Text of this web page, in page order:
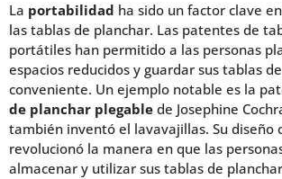
La portabilidad ha sido un factor clave
las tablas de planchar. Las patentes de
portátiles han permitido a las personas
espacios reducidos y guardar sus tablas
conveniente. Un ejemplo notable es la
de planchar plegable de Josephine
también inventó el lavavajillas. Su diseño
revolucionó la manera en que las
almacenar y utilizar sus tablas de